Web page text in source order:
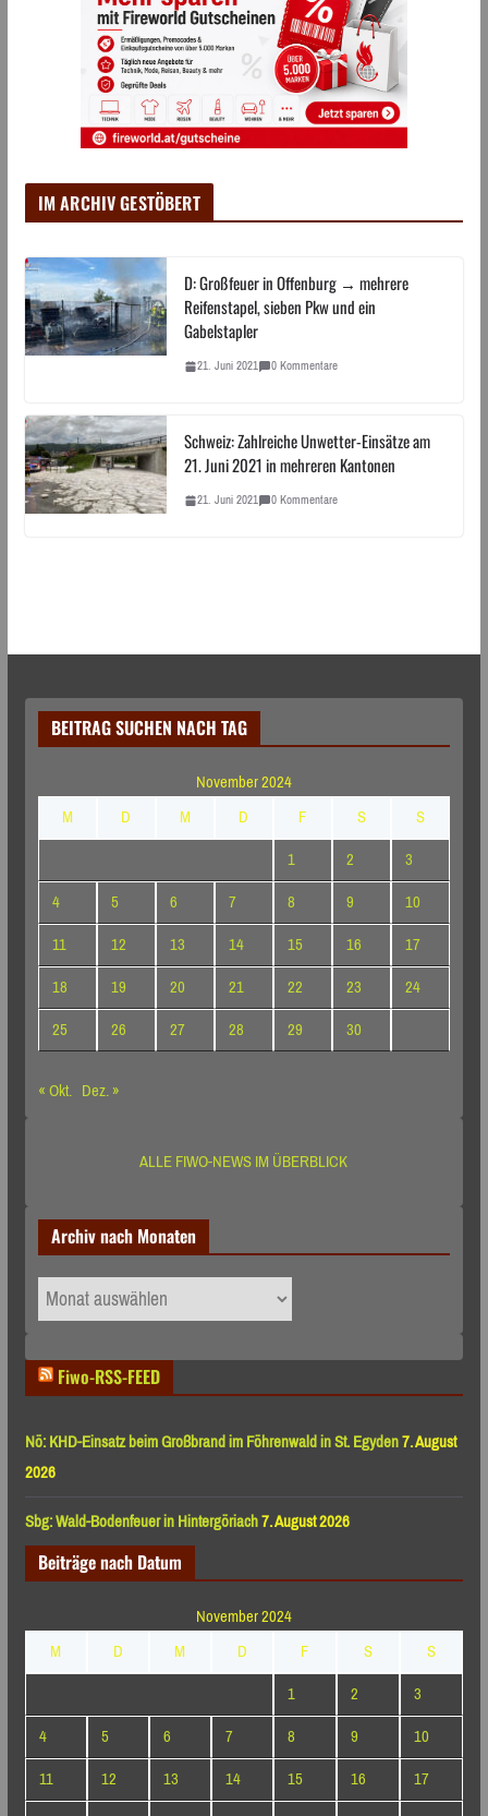
IM ARCHIV GESTÖBERT
D: Großfeuer in Offenburg → mehrere
Reifenstapel, sieben Pkw und ein
Gabelstapler
21. Juni 2021 0 Kommentare
Schweiz: Zahlreiche Unwetter-Einsätze am
21. Juni 2021 in mehreren Kantonen
21. Juni 2021 0 Kommentare
BEITRAG SUCHEN NACH TAG
November 2024
M
D M D F S
S
1
2
3
4
5 6 7 8 9
10
11
12 13 14 15 16
17
18
19 20 21 22 23
24
25
26 27 28 29
30
« Okt. Dez. »
ALLE FIWO-NEWS IM ÜBERBLICK
Archiv nach Monaten
Archiv
nach
Fiwo-RSS-FEED
Nö: KHD-Einsatz beim Großbrand im Föhrenwald in St. Egyden7. August
2026
Sbg: Wald-Bodenfeuer in Hintergöriach7. August 2026
Beiträge nach Datum
November 2024
M
D M D F S
S
1
2
3
4
5 6 7 8 9
10
11
12 13 14 15 16
17